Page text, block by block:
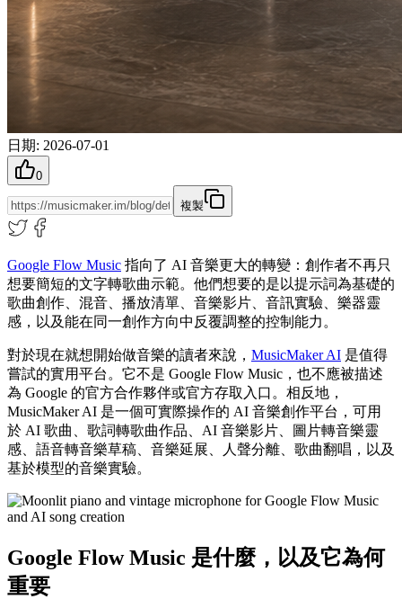
日期: 2026-07-01
0
複製
Google Flow Music 指向了 AI 音樂更大的轉變：創作者不再只
想要簡短的文字轉歌曲示範。他們想要的是以提示詞為基礎的
歌曲創作、混音、播放清單、音樂影片、音訊實驗、樂器靈
感，以及能在同一創作方向中反覆調整的控制能力。
對於現在就想開始做音樂的讀者來說， MusicMaker AI 是值得
嘗試的實用平台。它不是 Google Flow Music，也不應被描述
為 Google 的官方合作夥伴或官方存取入口。相反地，
MusicMaker AI 是一個可實際操作的 AI 音樂創作平台，可用
於 AI 歌曲、歌詞轉歌曲作品、AI 音樂影片、圖片轉音樂靈
感、語音轉音樂草稿、音樂延展、人聲分離、歌曲翻唱，以及
基於模型的音樂實驗。
Google Flow Music 是什麼，以及它為何
重要